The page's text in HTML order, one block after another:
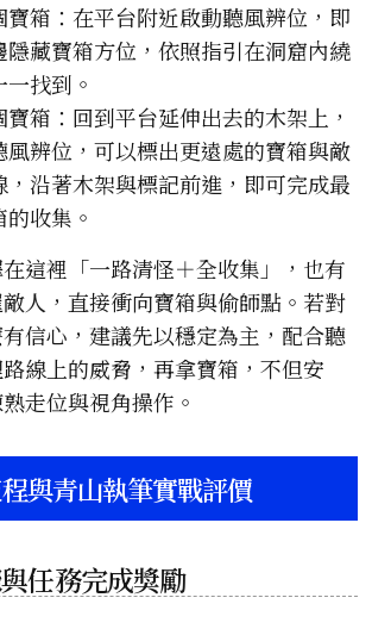
箱：在平台附近啟動聽風辨位，即
隱藏寶箱方位，依照指引在洞窟內繞
找到。
箱：回到平台延伸出去的木架上，
風辨位，可以標出更遠處的寶箱與敵
，沿著木架與標記前進，即可完成最
收集。
這裡「一路清怪＋全收集」，也有
人，直接衝向寶箱與偷師點。若對
信心，建議先以穩定為主，配合聽
線上的威脅，再拿寶箱，不但安
走位與視角操作。
與青山執筆實戰評價
任務完成獎勵